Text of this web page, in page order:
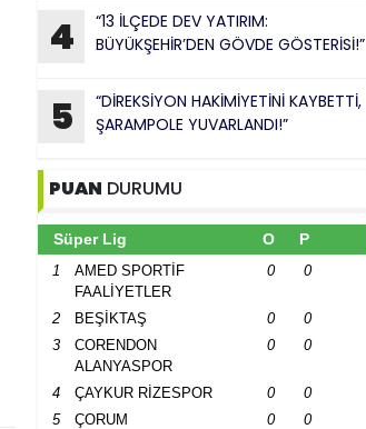
4
“13 İLÇEDE DEV YATIRIM:
BÜYÜKŞEHİR’DEN GÖVDE GÖSTERİSİ!”
5
“DİREKSİYON HAKİMİYETİNİ KAYBETTİ,
ŞARAMPOLE YUVARLANDI!”
PUAN DURUMU
Süper Lig O P
1
AMED SPORTİF
FAALİYETLER
0 0
2 BEŞİKTAŞ 0
0
3
CORENDON
ALANYASPOR
0 0
4 ÇAYKUR RİZESPOR 0
0
5
ÇORUM 0
0